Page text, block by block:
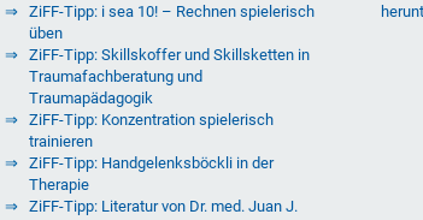
ZiFF-Tipp: i sea 10! – Rechnen spielerisch
üben
ZiFF-Tipp: Skillskoffer und Skillsketten in
Traumafachberatung und
Traumapädagogik
ZiFF-Tipp: Konzentration spielerisch
trainieren
ZiFF-Tipp: Handgelenksböckli in der
Therapie
ZiFF-Tipp: Literatur von Dr. med. Juan J.